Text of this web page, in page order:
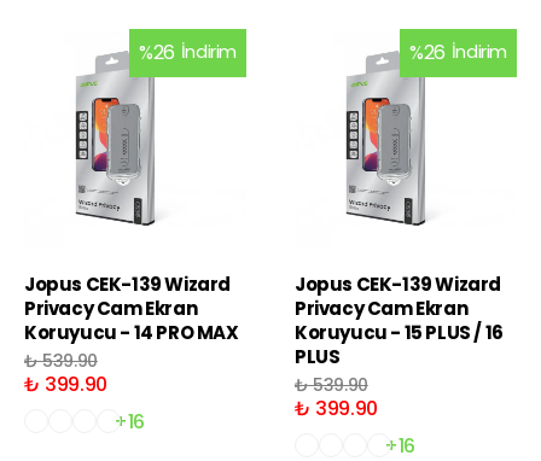
%26 İndirim
Jopus CEK-139 Wizard
Privacy Cam Ekran
Koruyucu - 14 PRO MAX
₺ 539.90
₺ 399.90
+16
%26 İndirim
Jopus CEK-139 Wizard
Privacy Cam Ekran
Koruyucu - 15 PLUS / 16
PLUS
₺ 539.90
₺ 399.90
+16